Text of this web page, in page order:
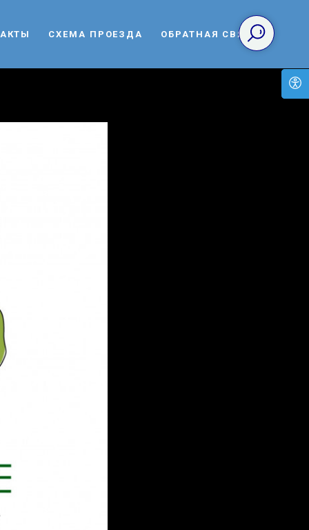
СХЕМА ПРОЕЗДА ОБРАТНАЯ СВЯЗЬ
в